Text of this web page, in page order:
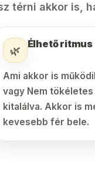
térni akkor is,
🌿
Élhető ritmus
Ami akkor is
vagy Nem tökéletes
kitalálva. Akkor is
kevesebb fér bele.